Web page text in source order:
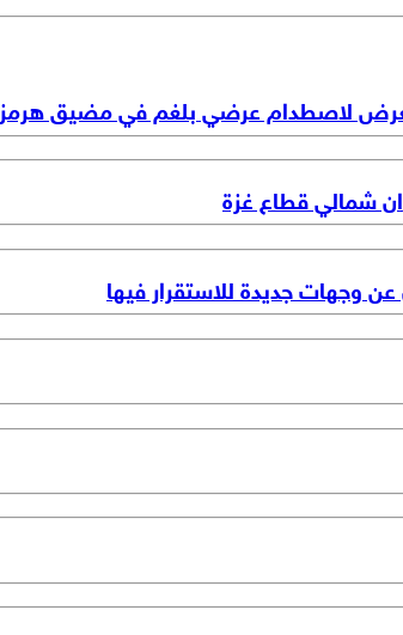
لاصطدام عرضي بلغم في مضيق هرمز
شمالي قطاع غزة
وجهات جديدة للاستقرار فيها